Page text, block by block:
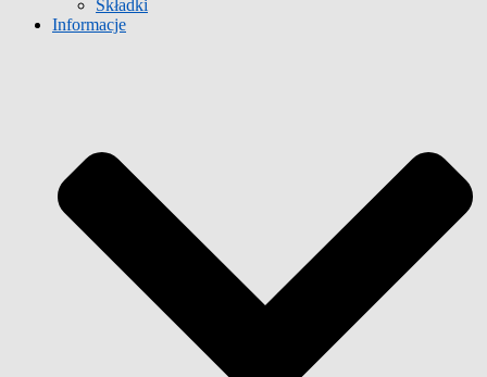
Składki
Informacje